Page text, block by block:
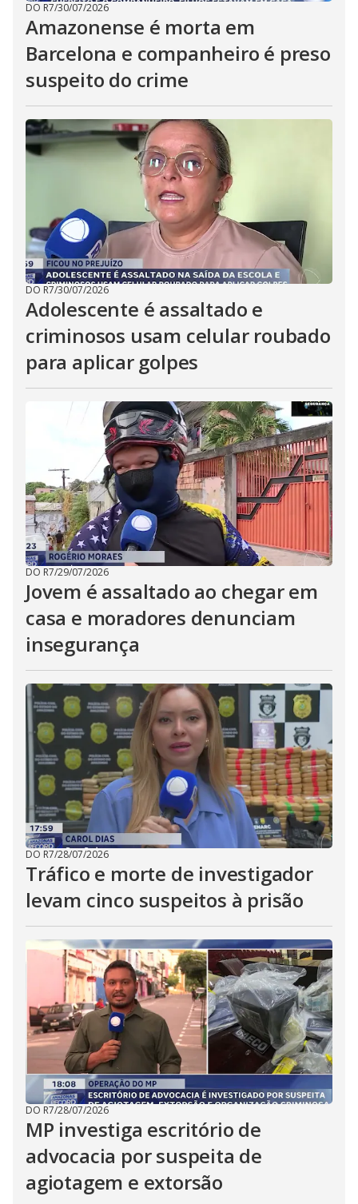
DO R7/30/07/2026
Amazonense é morta em
Barcelona e companheiro é preso
suspeito do crime
DO R7/30/07/2026
Adolescente é assaltado e
criminosos usam celular roubado
para aplicar golpes
DO R7/29/07/2026
Jovem é assaltado ao chegar em
casa e moradores denunciam
insegurança
DO R7/28/07/2026
Tráfico e morte de investigador
levam cinco suspeitos à prisão
DO R7/28/07/2026
MP investiga escritório de
advocacia por suspeita de
agiotagem e extorsão